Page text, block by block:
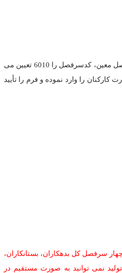
سپس در فرم مشخصات سرفصل معین، کدسرفصل را 6010 تعیین می
کارکنان را وارد نموده و فرم را تأیید
سرفصل کل بدهکاران، بستانکاران،
نمی توانید به صورت مستقیم در